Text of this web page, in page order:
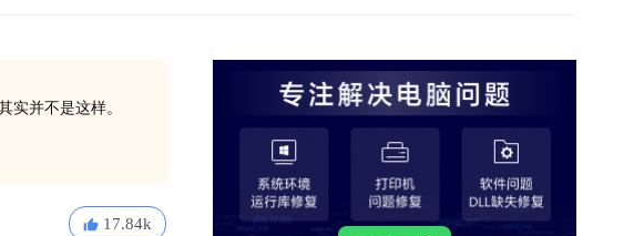
实并不是这样。
17.84k